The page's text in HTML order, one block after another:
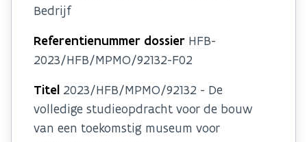
Bedrijf
Referentienummer dossier HFB-
2023/HFB/MPMO/92132-F02
Titel 2023/HFB/MPMO/92132 - De
volledige studieopdracht voor de bouw
van een toekomstig museum voor